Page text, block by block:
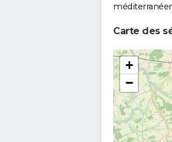
Carte des
+
−